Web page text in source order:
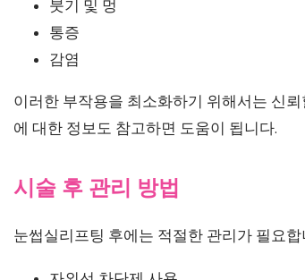
붓기 및 멍
통증
감염
이러한 부작용을 최소화하기 위해서는 신
에 대한 정보도 참고하면 도움이 됩니다.
시술 후 관리 방법
눈썹실리프팅 후에는 적절한 관리가 필요